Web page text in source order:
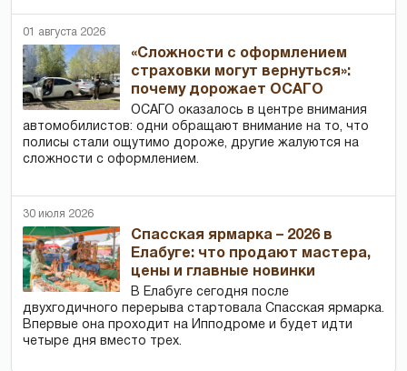
01 августа 2026
«Сложности с оформлением
страховки могут вернуться»:
почему дорожает ОСАГО
ОСАГО оказалось в центре внимания
автомобилистов: одни обращают внимание на то, что
полисы стали ощутимо дороже, другие жалуются на
сложности с оформлением.
30 июля 2026
Спасская ярмарка – 2026 в
Елабуге: что продают мастера,
цены и главные новинки
В Елабуге сегодня после
двухгодичного перерыва стартовала Спасская ярмарка.
Впервые она проходит на Ипподроме и будет идти
четыре дня вместо трех.